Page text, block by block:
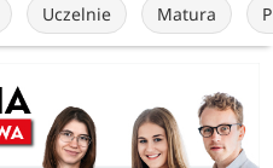
Uczelnie Matura